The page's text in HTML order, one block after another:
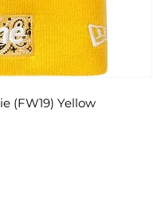
(FW19) Yellow